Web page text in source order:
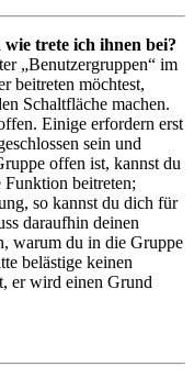
trete ich ihnen bei?
„Benutzergruppen“ im
beitreten möchtest,
Schaltfläche machen.
Einige erfordern erst
sein und
offen ist, kannst du
Funktion beitreten;
so kannst du dich für
daraufhin deinen
warum du in die Gruppe
belästige keinen
er wird einen Grund